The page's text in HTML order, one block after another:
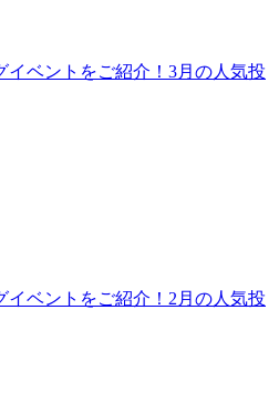
イベントをご紹介！3月の人気投
イベントをご紹介！2月の人気投